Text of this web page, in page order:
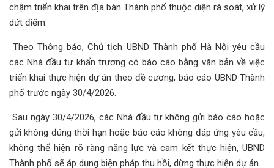
chậm triển khai trên địa bàn Thành phố thuộc diện rà soát, xử lý
dứt điểm.
Theo Thông báo, Chủ tịch UBND Thành phố Hà Nội yêu cầu
các Nhà đầu tư khẩn trương có báo cáo bằng văn bản về việc
triển khai thực hiện dự án theo đề cương, báo cáo UBND Thành
phố trước ngày 30/4/2026.
Sau ngày 30/4/2026, các Nhà đầu tư không gửi báo cáo hoặc
gửi không đúng thời hạn hoặc báo cáo không đáp ứng yêu cầu,
không thể hiện rõ ràng năng lực và cam kết thực hiện, UBND
Thành phố sẽ áp dụng biện pháp thu hồi, dừng thực hiện dự án.